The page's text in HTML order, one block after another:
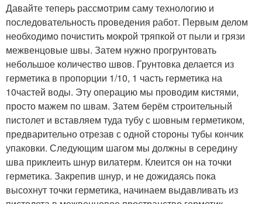
Давайте теперь рассмотрим саму технологию и
последовательность проведения работ. Первым делом
необходимо почистить мокрой тряпкой от пыли и грязи
межвенцовые швы. Затем нужно прогрунтовать
небольшое количество швов. Грунтовка делается из
герметика в пропорции 1/10, 1 часть герметика на
10частей воды. Эту операцию мы проводим кистями,
просто мажем по швам. Затем берём строительный
пистолет и вставляем туда тубу с шовным герметиком,
предварительно отрезав с одной стороны тубы кончик
упаковки. Следующим шагом мы должны в середину
шва приклеить шнур вилатерм. Клеится он на точки
герметика. Закрепив шнур, и не дожидаясь пока
высохнут точки герметика, начинаем выдавливать из